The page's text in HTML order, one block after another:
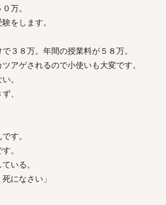
万。
をします。
３８万。年間の授業料が５８万。
アゲされるので小使いも大変です。
。
、
す。
。
いる。
になさい」